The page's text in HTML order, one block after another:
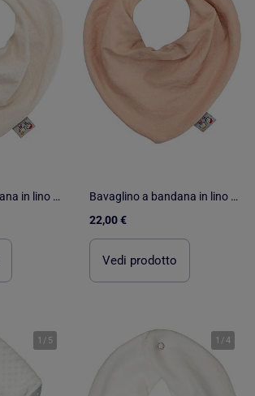
Bavaglino a bandana in lino | SEVIRA KIDS
Bavaglino a bandana in lino | SEVIRA KIDS
22,00 €
Vedi prodotto
1 / 5 1 /4